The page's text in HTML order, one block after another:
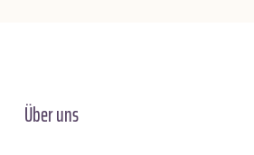
Über uns